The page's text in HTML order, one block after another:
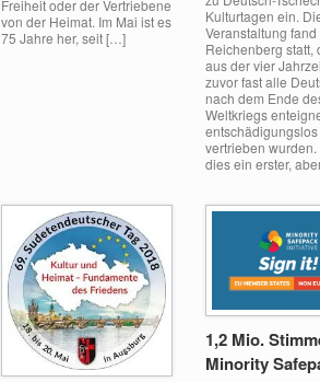
Freiheit oder der Vertriebene
von der Heimat. Im Mai ist es
75 Jahre her, seit […]
Kulturtagen ein.
Veranstaltung fand
Reichenberg statt,
aus der vier
zuvor fast alle
nach dem Ende
Weltkriegs
entschädigungslos
vertrieben wurden.
dies ein erster,
1,2 Mio.
Minority